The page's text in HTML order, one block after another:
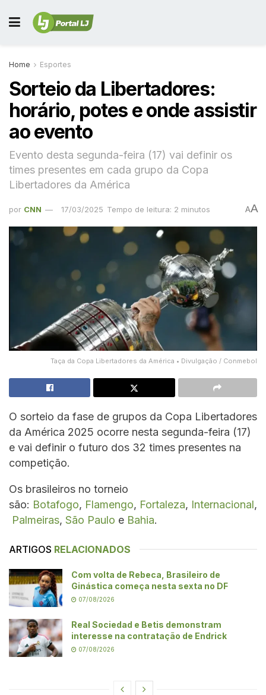
Home Esportes
Sorteio da Libertadores:
horário, potes e onde assistir
ao evento
Evento desta segunda-feira (17) vai definir os
times presentes em cada grupo da Copa
Libertadores da América
por CNN 17/03/2025 Tempo de leitura: 2 minutos AA
Taça da Copa Libertadores da América • Divulgação / Conmebol
O sorteio da fase de grupos da Copa Libertadores
da América 2025 ocorre nesta segunda-feira (17)
e vai definir o futuro dos 32 times presentes na
competição.
Os brasileiros no torneio
são: Botafogo, Flamengo, Fortaleza, Internacional,
Palmeiras, São Paulo e Bahia.
ARTIGOS RELACIONADOS
Com volta de Rebeca, Brasileiro de
Ginástica começa nesta sexta no DF
07/08/2026
Real Sociedad e Betis demonstram
interesse na contratação de Endrick
07/08/2026